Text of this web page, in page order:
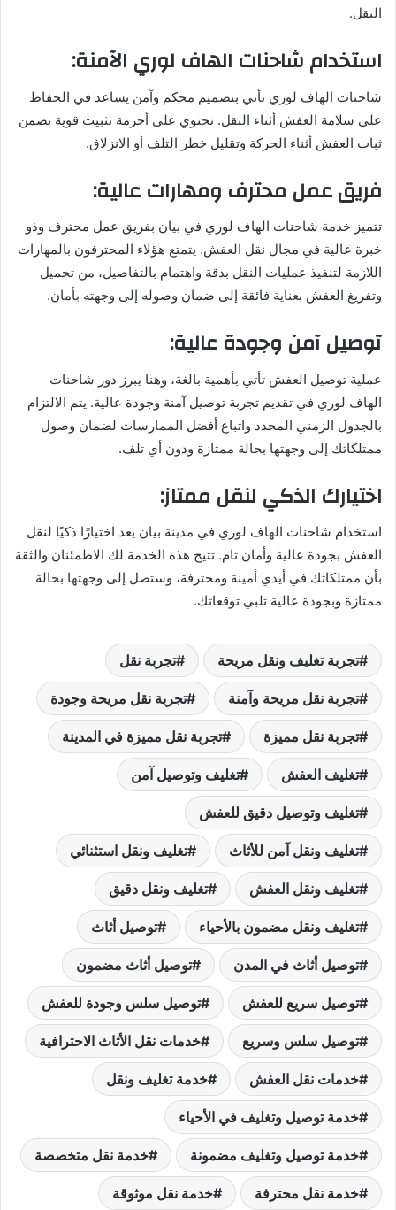
النقل.
استخدام شاحنات الهاف لوري الآمنة:
شاحنات الهاف لوري تأتي بتصميم محكم وآمن يساعد في الحفاظ
على سلامة العفش أثناء النقل. تحتوي على أحزمة تثبيت قوية تضمن
ثبات العفش أثناء الحركة وتقليل خطر التلف أو الانزلاق.
فريق عمل محترف ومهارات عالية:
تتميز خدمة شاحنات الهاف لوري في بيان بفريق عمل محترف وذو
خبرة عالية في مجال نقل العفش. يتمتع هؤلاء المحترفون بالمهارات
اللازمة لتنفيذ عمليات النقل بدقة واهتمام بالتفاصيل، من تحميل
وتفريغ العفش بعناية فائقة إلى ضمان وصوله إلى وجهته بأمان.
توصيل آمن وجودة عالية:
عملية توصيل العفش تأتي بأهمية بالغة، وهنا يبرز دور شاحنات
الهاف لوري في تقديم تجربة توصيل آمنة وجودة عالية. يتم الالتزام
بالجدول الزمني المحدد واتباع أفضل الممارسات لضمان وصول
ممتلكاتك إلى وجهتها بحالة ممتازة ودون أي تلف.
اختيارك الذكي لنقل ممتاز:
استخدام شاحنات الهاف لوري في مدينة بيان يعد اختيارًا ذكيًا لنقل
العفش بجودة عالية وأمان تام. تتيح هذه الخدمة لك الاطمئنان والثقة
بأن ممتلكاتك في أيدي أمينة ومحترفة، وستصل إلى وجهتها بحالة
ممتازة وبجودة عالية تلبي توقعاتك.
تجربة تغليف ونقل مريحة تجربة نقل
تجربة نقل مريحة وآمنة تجربة نقل مريحة وجودة
تجربة نقل مميزة تجربة نقل مميزة في المدينة
تغليف العفش تغليف وتوصيل آمن
تغليف وتوصيل دقيق للعفش
تغليف ونقل آمن للأثاث تغليف ونقل استثنائي
تغليف ونقل العفش تغليف ونقل دقيق
تغليف ونقل مضمون بالأحياء توصيل أثاث
توصيل أثاث في المدن توصيل أثاث مضمون
توصيل سريع للعفش توصيل سلس وجودة للعفش
توصيل سلس وسريع خدمات نقل الأثاث الاحترافية
خدمات نقل العفش خدمة تغليف ونقل
خدمة توصيل وتغليف في الأحياء
خدمة توصيل وتغليف مضمونة خدمة نقل متخصصة
خدمة نقل محترفة خدمة نقل موثوقة